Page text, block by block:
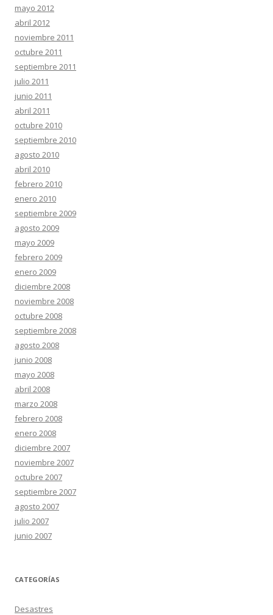
mayo 2012
abril 2012
noviembre 2011
octubre 2011
septiembre 2011
julio 2011
junio 2011
abril 2011
octubre 2010
septiembre 2010
agosto 2010
abril 2010
febrero 2010
enero 2010
septiembre 2009
agosto 2009
mayo 2009
febrero 2009
enero 2009
diciembre 2008
noviembre 2008
octubre 2008
septiembre 2008
agosto 2008
junio 2008
mayo 2008
abril 2008
marzo 2008
febrero 2008
enero 2008
diciembre 2007
noviembre 2007
octubre 2007
septiembre 2007
agosto 2007
julio 2007
junio 2007
CATEGORÍAS
Desastres